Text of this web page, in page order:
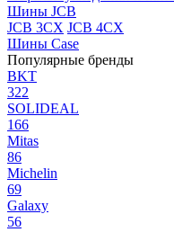
Шины JCB
JCB 3CX JCB 4CX
Шины Case
Популярные бренды
BKT
322
SOLIDEAL
166
Mitas
86
Michelin
69
Galaxy
56